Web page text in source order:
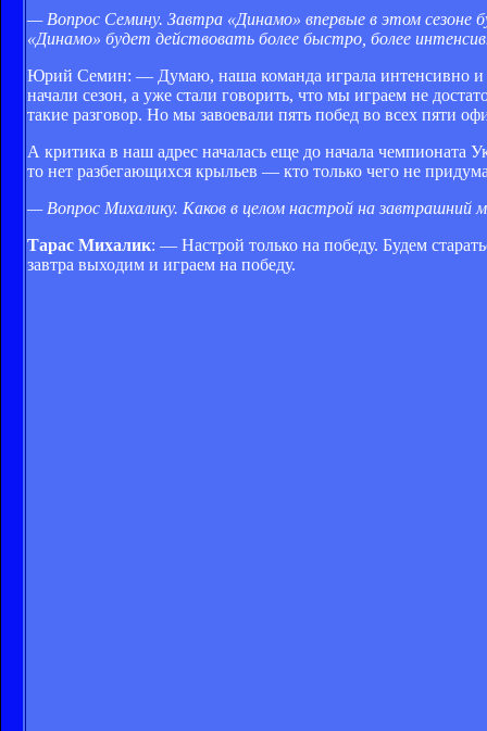
— Вопрос Семину. Завтра «Динамо» впервые в этом сезоне
«Динамо» будет действовать более быстро, более
Юрий Семин: — Думаю, наша команда играла интенсивно и
начали сезон, а уже стали говорить, что мы играем не
такие разговор. Но мы завоевали пять побед во всех пяти
А критика в наш адрес началась еще до начала
то нет разбегающихся крыльев — кто только чего не
— Вопрос Михалику. Каков в целом настрой на завтрашний
Тарас Михалик: — Настрой только на победу. Будем
завтра выходим и играем на победу.